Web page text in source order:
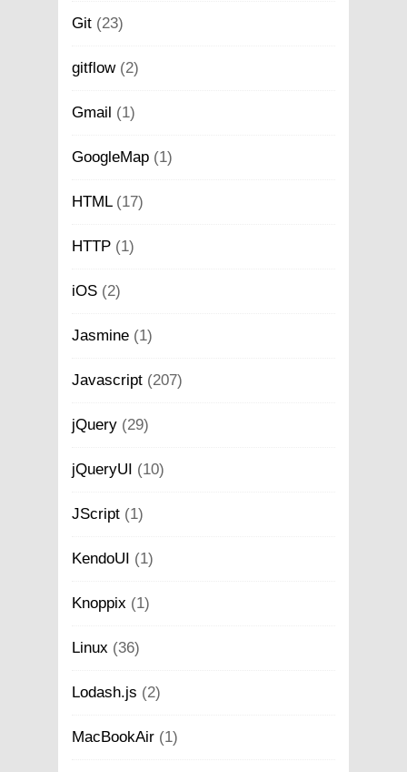
Git (23)
gitflow(2)
Gmail (1)
GoogleMap (1)
HTML(17)
HTTP (1)
iOS (2)
Jasmine (1)
Javascript (207)
jQuery (29)
jQueryUI (10)
JScript (1)
KendoUI (1)
Knoppix (1)
Linux (36)
Lodash.js (2)
MacBookAir (1)